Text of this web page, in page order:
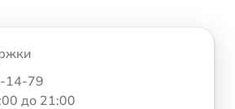
14-79
до 21:00